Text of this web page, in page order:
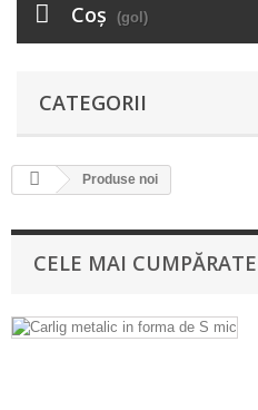
Coş (gol)
CATEGORII
Produse noi
CELE MAI CUMPĂRATE